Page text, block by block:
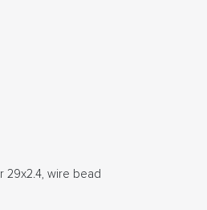
29x2.4, wire bead